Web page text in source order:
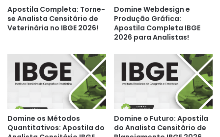
Apostila Completa: Torne-
se Analista Censitário de
Veterinária no IBGE 2026!
Domine Webdesign e
Produção Gráfica:
Apostila Completa IBGE
2026 para Analistas!
Domine os Métodos
Quantitativos: Apostila do
Domine o Futuro: Apostila
do Analista Censitário de